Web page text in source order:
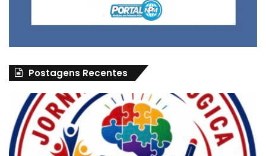
Postagens Recentes